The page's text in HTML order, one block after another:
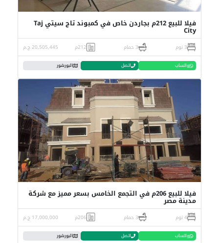
فيلا للبيع 212م بجاردن خاص في كمبوند تاج سيتي Taj
City
3 نوم 3 حمام 212م 20,505,445 ج.م
واتساب اتصل البورشور
فيلا للبيع 206م في التجمع الخامس بسعر مميز مع شركة
مدينة مصر
4 نوم 3 حمام 206م 17,000,000 ج.م
واتساب اتصل البورشور